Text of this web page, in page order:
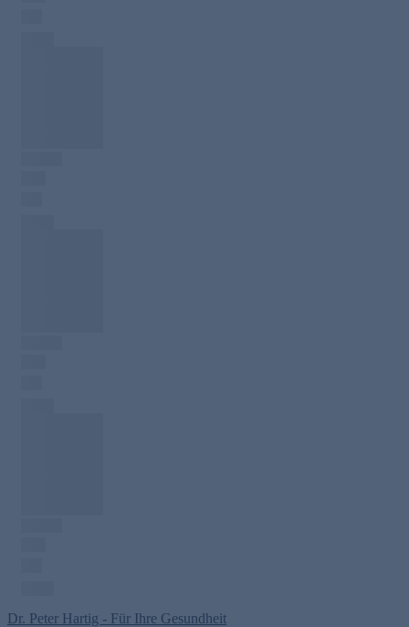
Dr. Peter Hartig - Für Ihre Gesundheit